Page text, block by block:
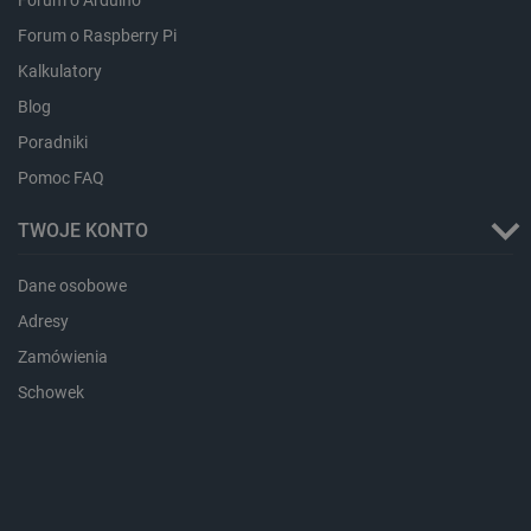
Forum o Raspberry Pi
Kalkulatory
Blog
Poradniki
Pomoc FAQ
TWOJE KONTO
Dane osobowe
Adresy
Zamówienia
Schowek
_lb_ccc .botland.com.pl